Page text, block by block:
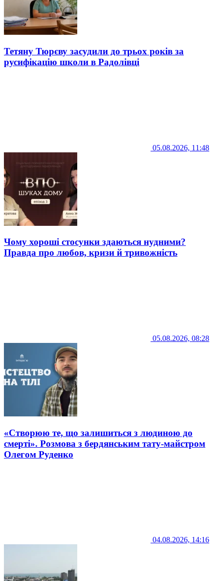
Тетяну Тюрєву засудили до трьох років за
русифікацію школи в Радолівці
05.08.2026, 11:48
Чому хороші стосунки здаються нудними?
Правда про любов, кризи й тривожність
05.08.2026, 08:28
«Створюю те, що залишиться з людиною до
смерті». Розмова з бердянським тату-майстром
Олегом Руденко
04.08.2026, 14:16